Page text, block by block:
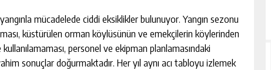
mücadelede ciddi eksiklikler bulunuyor. Yangın sezonu
küstürülen orman köylüsünün ve emekçilerin köylerinden
personel ve ekipman planlamasındaki
sonuçlar doğurmaktadır. Her yıl aynı acı tabloyu izlemek